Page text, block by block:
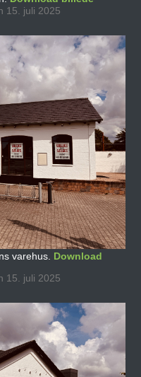
15. juli 2025
varehus. Download
15. juli 2025